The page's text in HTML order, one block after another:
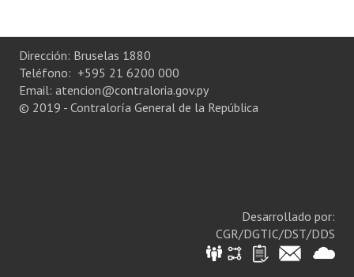
Informes NRM-mecip2015
Declaración Jurada de Bienes Publicadas
Dirección: Bruselas 1880
Teléfono: +595 21 6200 000
Email: atencion@contraloria.gov.py
© 2019 - Contraloría General de la República
Desarrollado por:
CGR/DGTIC/DST/DDS